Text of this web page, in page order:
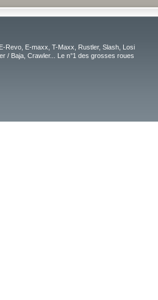
Revo, E-maxx, T-Maxx, Rustler, Slash, Losi
/ Baja, Crawler... Le n°1 des grosses roues